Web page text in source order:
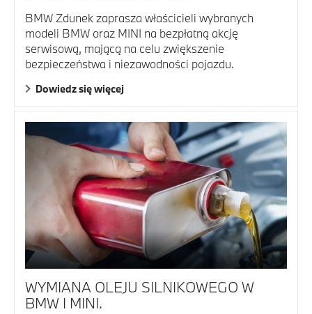
BMW Zdunek zaprasza właścicieli wybranych
modeli BMW oraz MINI na bezpłatną akcję
serwisową, mającą na celu zwiększenie
bezpieczeństwa i niezawodności pojazdu.
Dowiedz się więcej
WYMIANA OLEJU SILNIKOWEGO W
BMW I MINI.